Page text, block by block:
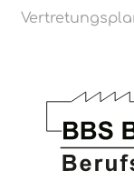
Navigation